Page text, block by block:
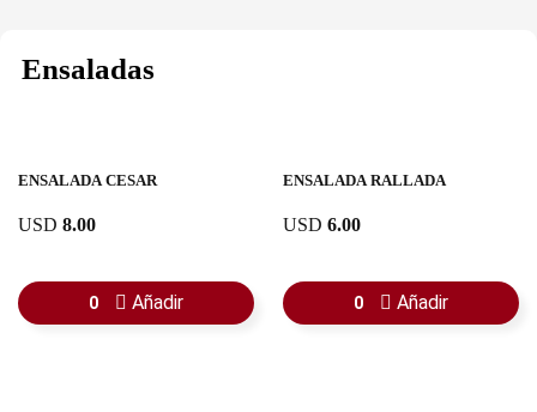
Ensaladas
ENSALADA CESAR
USD 8.00
0 Añadir
ENSALADA RALLADA
USD 6.00
0 Añadir